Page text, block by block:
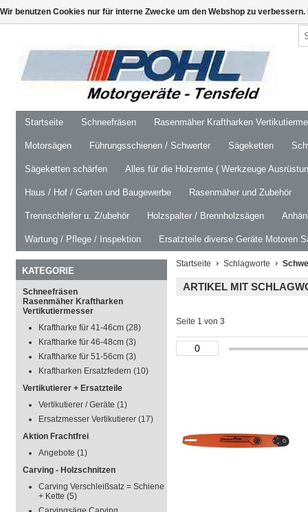
Startseite Schneefräsen Rasenmäher Kraftharken
Motorsägen Führungsschienen / Schwerter Sägeketten
Sägeketten schärfen Alles für die Holzernte ( Werkzeuge
Haus / Hof / Garten und Baugewerbe Rasenmäher und Zubehör
Trennschleifer u. Z/ubehör Holzspalter / Brennholzsägen
Wartung / Pflege / Inspektion Ersatzteile diverse Geräte Motoren
KATEGORIE
Schneefräsen
Rasenmäher Kraftharken
Vertikutiermesser
Kraftharke für 41-46cm (28)
Kraftharke für 46-48cm (3)
Kraftharke für 51-56cm (3)
Kraftharken Ersatzfedern (10)
Vertikutierer + Ersatzteile
Vertikutierer / Geräte (1)
Ersatzmesser Vertikutierer (17)
Aktion Frachtfrei
Angebote (1)
Carving - Holzschnitzen
Carving Verschleißsatz = Schiene
+ Kette (5)
Startseite Schlagworte
ARTIKEL MIT
Seite 1 von 3
Wir benutzen Cookies nur für interne Zwecke um den Webshop zu